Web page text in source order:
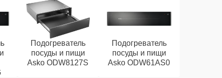
Подогреватель
посуды и пищи
Asko ODW8127S
Подогреватель
посуды и пищи
Asko ODW61AS0